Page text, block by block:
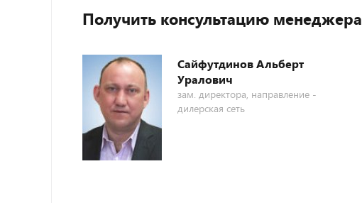
Получить консультацию менеджера
Сайфутдинов Альберт
Уралович
зам. директора, направление -
дилерская сеть